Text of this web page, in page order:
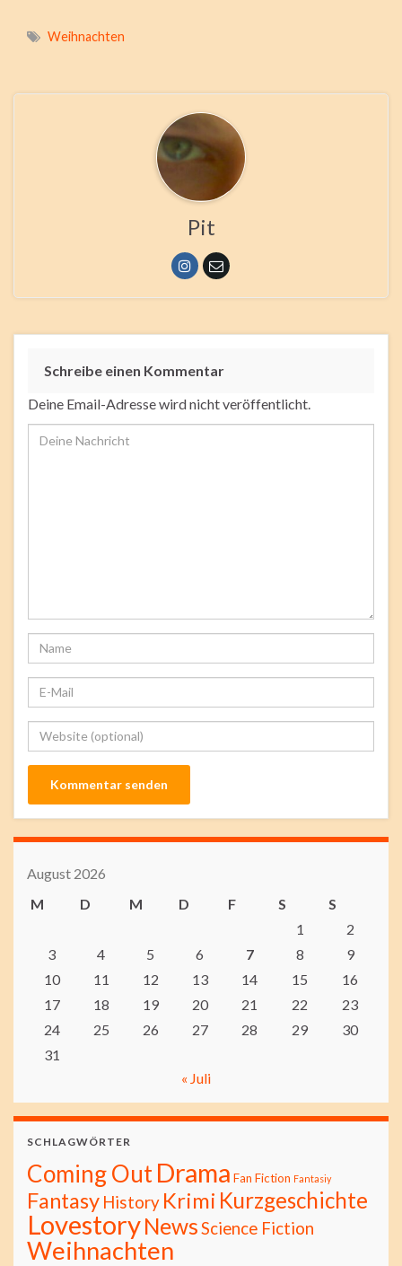
Weihnachten
Pit
Schreibe einen Kommentar
Deine Email-Adresse wird nicht veröffentlicht.
August 2026
M
D M D F S
S
1
2
3
4 5 6 7 8
9
10
11 12 13 14 15
16
17
18 19 20 21 22
23
24
25 26 27 28 29
30
31
« Juli
SCHLAGWÖRTER
Coming OutDrama Fan Fiction Fantasiy
Fantasy History Krimi Kurzgeschichte
LovestoryNewsScience Fiction
Weihnachten